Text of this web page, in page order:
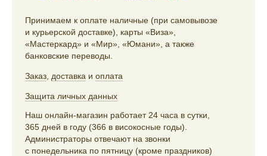
Принимаем к оплате наличные (при самовывозе
и курьерской доставке), карты «Виза»,
«Мастеркард» и «Мир», «Юмани», а также
банковские переводы.
Заказ доставка и оплата
Защита личных данных
Наш онлайн-магазин работает 24 часа в сутки,
365 дней в году (366 в високосные годы).
Администраторы отвечают на звонки
с понедельника по пятницу (кроме праздников)